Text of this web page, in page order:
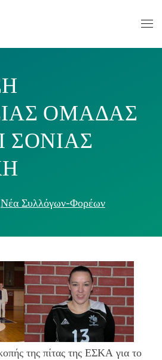
ΟΜΑΔΑΣ
ΣΟΝΙΑΣ
Νέα Συλλόγων-Φορέων
της πίτας της ΕΣΚΑ για το